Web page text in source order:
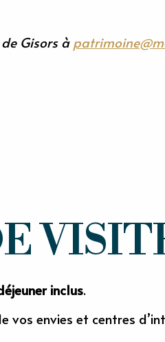
Gisors à
inclus.
vos envies et centres
BRASSERIE DE SUTTER